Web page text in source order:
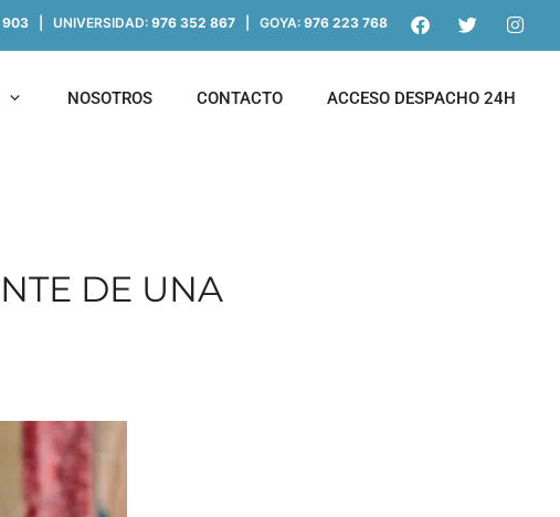
903 | UNIVERSIDAD:976 352 867 | GOYA:976 223 768
NOSOTROS CONTACTO ACCESO DESPACHO 24H
DE UNA